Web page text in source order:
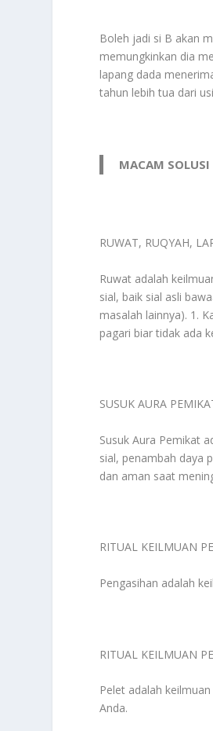
Boleh jadi si B akan
memungkinkan dia
lapang dada
tahun lebih tua dari
MACAM
RUWAT, RUQYAH,
Ruwat adalah
sial, baik sial asli
masalah lainnya). 1.
pagari biar tidak ada
SUSUK AURA
Susuk Aura Pemikat
sial, penambah daya
dan aman saat
RITUAL KEILMUAN
Pengasihan adalah
RITUAL KEILMUAN
Pelet adalah
Anda.